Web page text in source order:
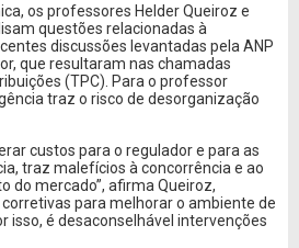
os professores Helder Queiroz e
questões relacionadas à
discussões levantadas pela ANP
que resultaram nas chamadas
(TPC). Para o professor
traz o risco de desorganização
custos para o regulador e para as
traz malefícios à concorrência e ao
do mercado”, afirma Queiroz,
para melhorar o ambiente de
isso, é desaconselhável intervenções